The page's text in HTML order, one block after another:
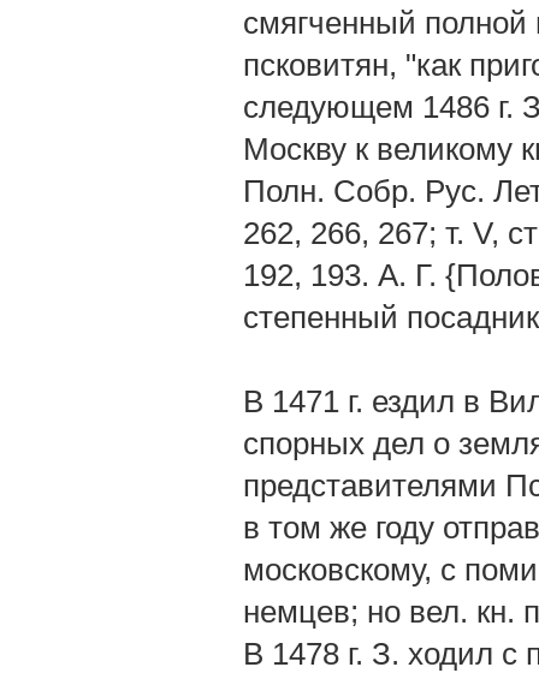
смягченный
псковитян, "как
следующем 1486 г.
Москву к великому
Полн. Собр. Рус.
262, 266, 267; т. V,
192, 193. А. Г.
степенный
В 1471 г. ездил в
спорных дел о
представителями
в том же году
московскому, с
немцев; но вел. кн.
В 1478 г. З. ходил с